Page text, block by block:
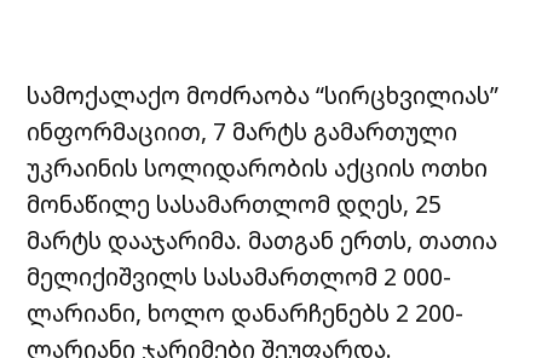
სამოქალაქო მოძრაობა “სირცხვილიას”
ინფორმაციით, 7 მარტს გამართული
უკრაინის სოლიდარობის აქციის ოთხი
მონაწილე სასამართლომ დღეს, 25
მარტს დააჯარიმა. მათგან ერთს, თათია
მელიქიშვილს სასამართლომ 2 000-
ლარიანი, ხოლო დანარჩენებს 2 200-
ლარიანი ჯარიმები შეუფარდა.